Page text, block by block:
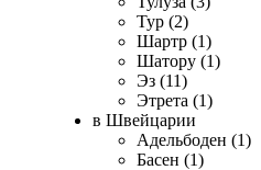
Тур (2)
Шартр (1)
Шатору (1)
Эз (11)
Этрета (1)
в Швейцарии
Адельбоден (1)
Басен (1)